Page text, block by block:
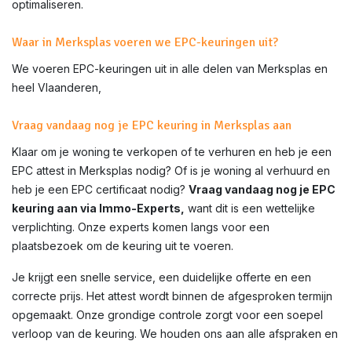
optimaliseren.
Waar in Merksplas voeren we EPC-keuringen uit?
We voeren EPC-keuringen uit in alle delen van Merksplas en
heel Vlaanderen,
Vraag vandaag nog je EPC keuring in Merksplas aan
Klaar om je woning te verkopen of te verhuren en heb je een
EPC attest in Merksplas nodig? Of is je woning al verhuurd en
heb je een EPC certificaat nodig? Vraag vandaag nog je EPC
keuring aan via Immo-Experts, want dit is een wettelijke
verplichting. Onze experts komen langs voor een
plaatsbezoek om de keuring uit te voeren.
Je krijgt een snelle service, een duidelijke offerte en een
correcte prijs. Het attest wordt binnen de afgesproken termijn
opgemaakt. Onze grondige controle zorgt voor een soepel
verloop van de keuring. We houden ons aan alle afspraken en